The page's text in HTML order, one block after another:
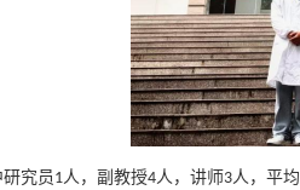
究员 1人，副教授4人，讲师3人，平